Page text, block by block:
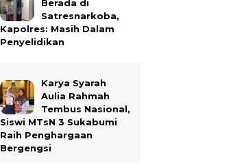
Berada di
Satresnarkoba,
Kapolres: Masih Dalam
Penyelidikan
Karya Syarah
Aulia Rahmah
Tembus Nasional,
Siswi MTsN 3 Sukabumi
Raih Penghargaan
Bergengsi